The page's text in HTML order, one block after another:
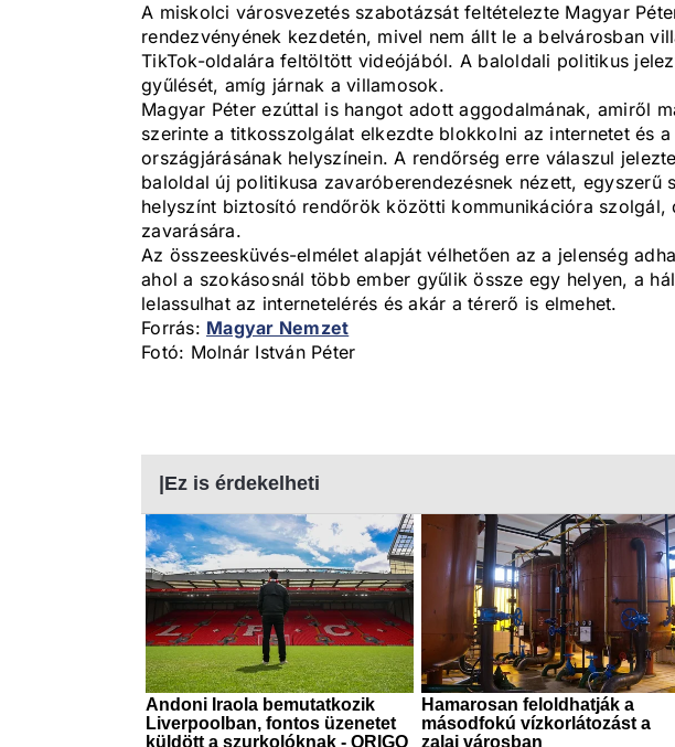
A miskolci városvezetés szabotázsát feltételezte Magyar
rendezvényének kezdetén, mivel nem állt le a belvárosban
TikTok-oldalára feltöltött videójából. A baloldali politikus
gyűlését, amíg járnak a villamosok.
Magyar Péter ezúttal is hangot adott aggodalmának, amiről
szerinte a titkosszolgálat elkezdte blokkolni az internetet és
országjárásának helyszínein. A rendőrség erre válaszul
baloldal új politikusa zavaróberendezésnek nézett, egyszerű
helyszínt biztosító rendőrök közötti kommunikációra szolgál,
zavarására.
Az összeesküvés-elmélet alapját vélhetően az a jelenség
ahol a szokásosnál több ember gyűlik össze egy helyen, a
lelassulhat az internetelérés és akár a térerő is elmehet.
Forrás: Magyar Nemzet
Fotó: Molnár István Péter